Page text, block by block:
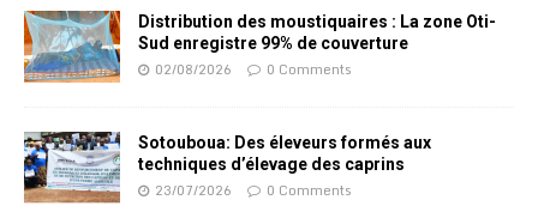
Distribution des moustiquaires : La zone Oti-
Sud enregistre 99% de couverture
02/08/2026 0 Comments
Sotouboua: Des éleveurs formés aux
techniques d’élevage des caprins
23/07/2026 0 Comments